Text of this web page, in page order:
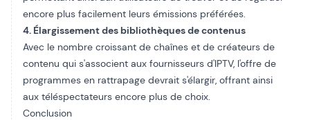
encore plus facilement leurs émissions préférées.
4. Élargissement des bibliothèques de contenus
Avec le nombre croissant de chaînes et de créateurs de
contenu qui s'associent aux fournisseurs d'IPTV, l'offre de
programmes en rattrapage devrait s'élargir, offrant ainsi
aux téléspectateurs encore plus de choix.
Conclusion